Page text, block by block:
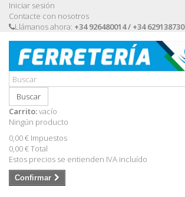
Iniciar sesión
Contacte con nosotros
Llámanos ahora: +34 926480014 / +34 629138730
Buscar
Carrito:vacío
Ningún producto
0,00 € Impuestos
0,00 €Total
Estos precios se entienden IVA incluído
Confirmar